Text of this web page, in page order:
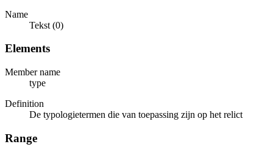
Name
Tekst (0)
Elements
Member name
type
Definition
De typologietermen die van toepassing zijn op het relict
Range